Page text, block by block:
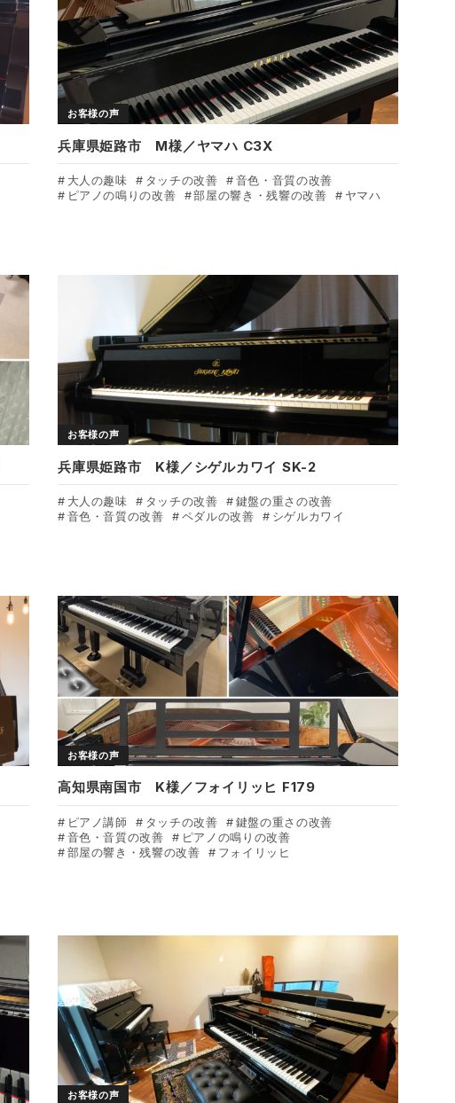
お客様の声
兵庫県姫路市 M様／ヤマハ C3X
大人の趣味 タッチの改善
音色・音質の改善
ピアノの鳴りの改善
部屋の響き・残響の改善 ヤマハ
お客様の声
兵庫県姫路市 K様／シゲルカワイ SK-2
大人の趣味 タッチの改善
鍵盤の重さの改善
音色・音質の改善
ペダルの改善 シゲルカワイ
お客様の声
高知県南国市 K様／フォイリッヒ F179
ピアノ講師 タッチの改善
鍵盤の重さの改善
音色・音質の改善
ピアノの鳴りの改善
部屋の響き・残響の改善
フォイリッヒ
お客様の声